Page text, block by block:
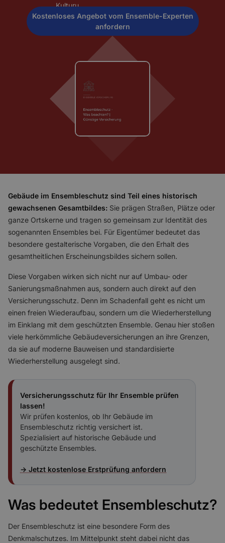
Kostenloses Angebot vom Ensemble-Experten
anfordern
Gebäude im Ensembleschutz sind Teil eines historisch
gewachsenen Gesamtbildes: Sie prägen Straßen, Plätze oder
ganze Ortskerne und tragen so gemeinsam zur Identität des
sogenannten Ensembles bei. Für Eigentümer bedeutet das
besondere gestalterische Vorgaben, die den Erhalt des
gesamtheitlichen Erscheinungsbildes sichern sollen.
Diese Vorgaben wirken sich nicht nur auf Umbau- oder
Sanierungsmaßnahmen aus, sondern auch direkt auf den
Versicherungsschutz. Denn im Schadenfall geht es nicht um
einen freien Wiederaufbau, sondern um die Wiederherstellung
im Einklang mit dem geschützten Ensemble. Genau hier stoßen
viele herkömmliche Gebäudeversicherungen an ihre Grenzen,
da sie auf moderne Bauweisen und standardisierte
Wiederherstellung ausgelegt sind.
Versicherungsschutz für Ihr Ensemble prüfen
lassen!
Wir prüfen kostenlos, ob Ihr Gebäude im
Ensembleschutz richtig versichert ist.
Spezialisiert auf historische Gebäude und
geschützte Ensembles.
→ Jetzt kostenlose Erstprüfung anfordern
Was bedeutet Ensembleschutz?
Der Ensembleschutz ist eine besondere Form des
Denkmalschutzes. Im Mittelpunkt steht dabei nicht das